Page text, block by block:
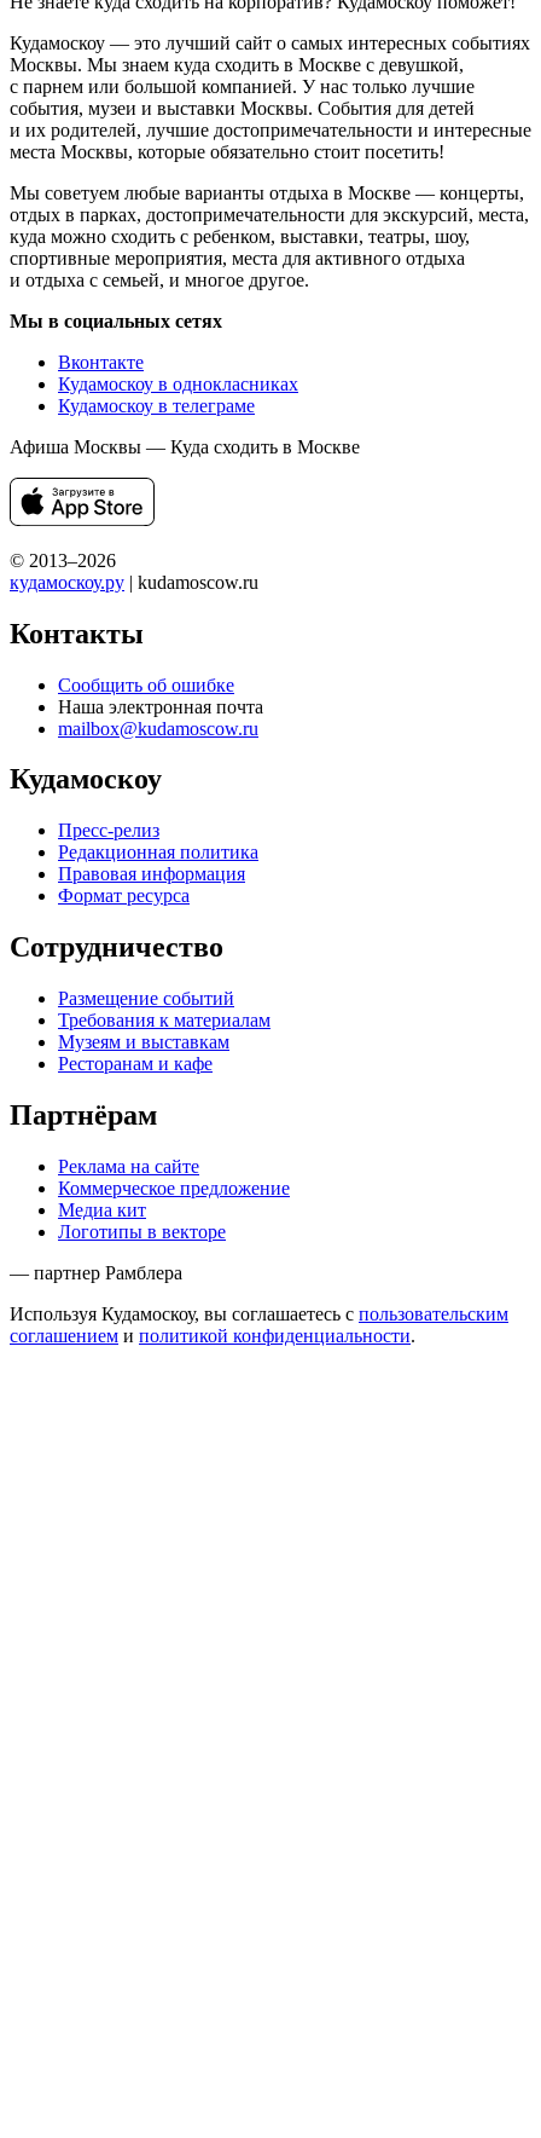
Кудамоскоу — это лучший сайт о самых интересных событиях
Москвы. Мы знаем куда сходить в Москве с девушкой,
с парнем или большой компанией. У нас только лучшие
события, музеи и выставки Москвы. События для детей
и их родителей, лучшие достопримечательности и интересные
места Москвы, которые обязательно стоит посетить!
Мы советуем любые варианты отдыха в Москве — концерты,
отдых в парках, достопримечательности для экскурсий, места,
куда можно сходить с ребенком, выставки, театры, шоу,
спортивные мероприятия, места для активного отдыха
и отдыха с семьей, и многое другое.
Мы в социальных сетях
Вконтакте
Кудамоскоу в однокласниках
Кудамоскоу в телеграме
Афиша Москвы — Куда сходить в Москве
© 2013–2026
кудамоскоу.ру | kudamoscow.ru
Контакты
Сообщить об ошибке
Наша электронная почта
mailbox@kudamoscow.ru
Кудамоскоу
Пресс-релиз
Редакционная политика
Правовая информация
Формат ресурса
Сотрудничество
Размещение событий
Требования к материалам
Музеям и выставкам
Ресторанам и кафе
Партнёрам
Реклама на сайте
Коммерческое предложение
Медиа кит
Логотипы в векторе
— партнер Рамблера
Используя Кудамоскоу, вы соглашаетесь с пользовательским
соглашением и политикой конфиденциальности.